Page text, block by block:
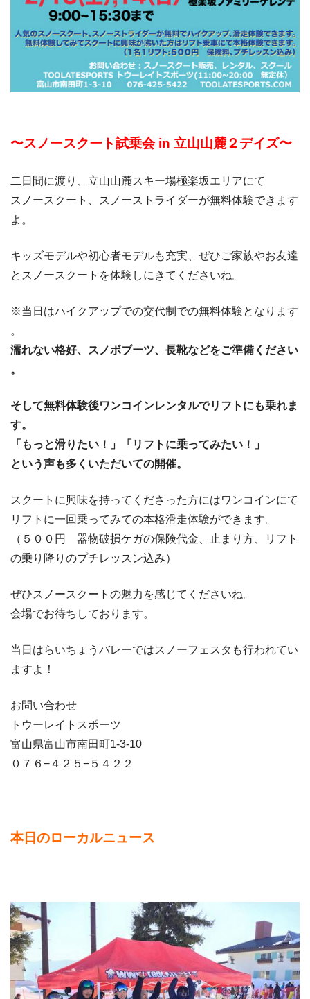
〜スノースクート試乗会 in 立山山麓２デイズ〜
二日間に渡り、立山山麓スキー場極楽坂エリアにて
スノースクート、スノーストライダーが無料体験できます
よ。
キッズモデルや初心者モデルも充実、ぜひご家族やお友達
とスノースクートを体験しにきてくださいね。
※当日はハイクアップでの交代制での無料体験となります
。
濡れない格好、スノボブーツ、長靴などをご準備ください
。
そして無料体験後ワンコインレンタルでリフトにも乗れま
す。
「もっと滑りたい！」「リフトに乗ってみたい！」
という声も多くいただいての開催。
スクートに興味を持ってくださった方にはワンコインにて
リフトに一回乗ってみての本格滑走体験ができます。
（５００円 器物破損ケガの保険代金、止まり方、リフト
の乗り降りのプチレッスン込み）
ぜひスノースクートの魅力を感じてくださいね。
会場でお待ちしております。
当日はらいちょうバレーではスノーフェスタも行われてい
ますよ！
お問い合わせ
トウーレイトスポーツ
富山県富山市南田町1-3-10
０７６−４２５−５４２２
本日のローカルニュース